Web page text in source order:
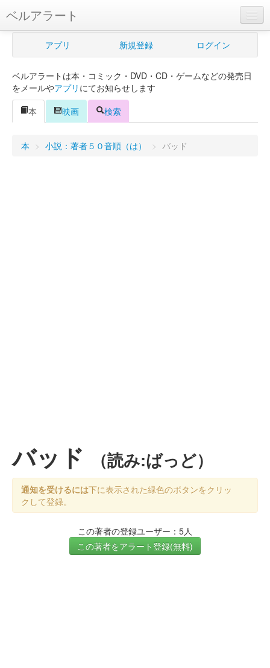
ベルアラート
ベルアラートとは
新規登録
ログイン
アプリ 新規登録 ログイン
ベルアラートは本・コミック・DVD・CD・ゲームなどの発売日
をメールやアプリ にてお知らせします
本
映画 検索
本 > 小説：著者５０音順（は） > バッド
バッド （読み:ばっど）
通知を受けるには下に表示された緑色のボタンをクリッ
クして登録。
この著者の登録ユーザー：5人
この著者をアラート登録(無料)